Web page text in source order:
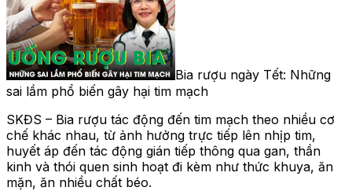
Bia rượu ngày Tết: Những
sai lầm phổ biến gây hại tim mạch
SKĐS – Bia rượu tác động đến tim mạch theo nhiều cơ
chế khác nhau, từ ảnh hưởng trực tiếp lên nhịp tim,
huyết áp đến tác động gián tiếp thông qua gan, thần
kinh và thói quen sinh hoạt đi kèm như thức khuya, ăn
mặn, ăn nhiều chất béo.